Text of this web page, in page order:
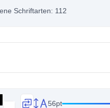
Schriftarten: 112
56pt